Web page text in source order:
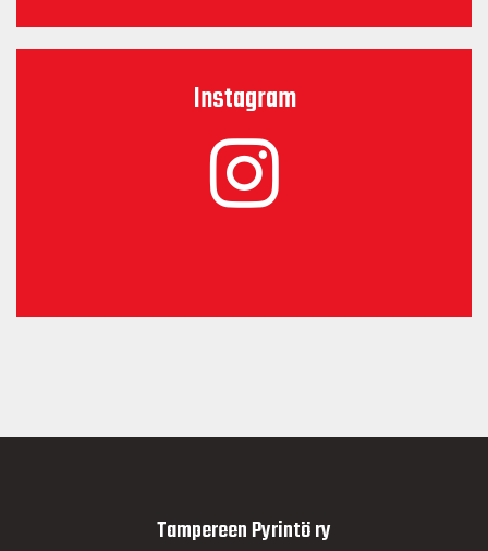
Instagram
Tampereen Pyrintö ry